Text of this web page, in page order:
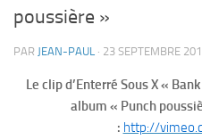
poussière »
PAR JEAN-PAUL · 23 SEPTEMBRE
Le clip d’Enterré Sous X «
album « Punch
: http://